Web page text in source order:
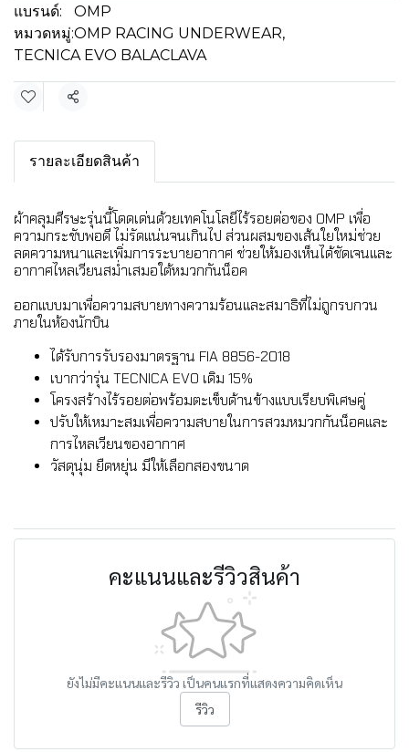
แบรนด์:
OMP
หมวดหมู่:OMP RACING UNDERWEAR,
TECNICA EVO BALACLAVA
แชร์
รายละเอียดสินค้า
ผ้าคลุมศีรษะรุ่นนี้โดดเด่นด้วยเทคโนโลยีไร้รอยต่อของ OMP เพื่อ
ความกระชับพอดี ไม่รัดแน่นจนเกินไป ส่วนผสมของเส้นใยใหม่ช่วย
ลดความหนาและเพิ่มการระบายอากาศ ช่วยให้มองเห็นได้ชัดเจนและ
อากาศไหลเวียนสม่ำเสมอใต้หมวกกันน็อค
ออกแบบมาเพื่อความสบายทางความร้อนและสมาธิที่ไม่ถูกรบกวน
ภายในห้องนักบิน
ได้รับการรับรองมาตรฐาน FIA 8856-2018
เบากว่ารุ่น TECNICA EVO เดิม 15%
โครงสร้างไร้รอยต่อพร้อมตะเข็บด้านข้างแบบเรียบพิเศษคู่
ปรับให้เหมาะสมเพื่อความสบายในการสวมหมวกกันน็อคและ
การไหลเวียนของอากาศ
วัสดุนุ่ม ยืดหยุ่น มีให้เลือกสองขนาด
คะแนนและรีวิวสินค้า
ยังไม่มีคะแนนและรีวิว เป็นคนแรกที่แสดงความคิดเห็น
รีวิว